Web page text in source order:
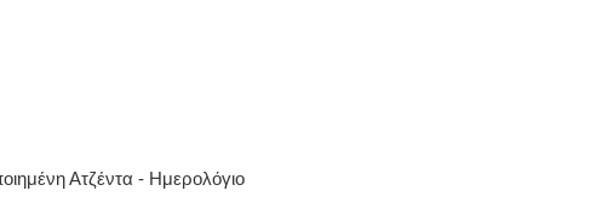
Ατζέντα - Ημερολόγιο